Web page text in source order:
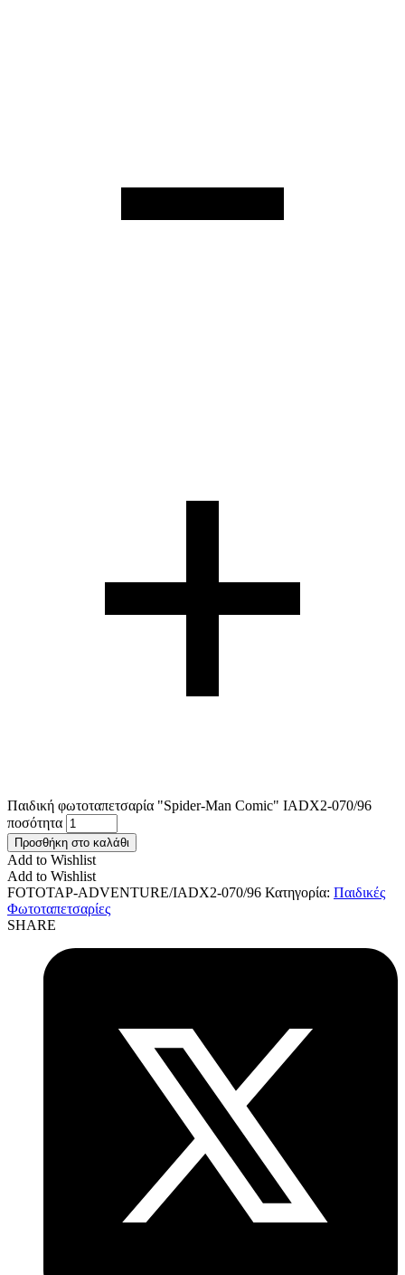
Παιδική φωτοταπετσαρία "Spider-Man Comic" IADX2-070/96
ποσότητα
Προσθήκη στο καλάθι
Add to Wishlist
Add to Wishlist
FOTOTAP-ADVENTURE/IADX2-070/96 Κατηγορία: Παιδικές
Φωτοταπετσαρίες
SHARE